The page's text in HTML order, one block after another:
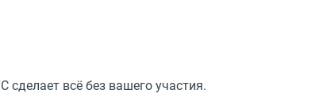
всё без вашего участия.